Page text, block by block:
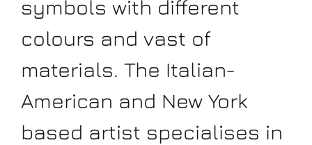
symbols with different
colours and vast of
materials. The Italian-
American and New York
based artist specialises in